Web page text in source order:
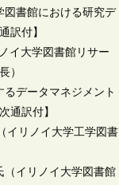
図書館における研究デ
訳付】
イ大学図書館リサー
）
るデータマネジメント
通訳付】
イリノイ大学工学図書
（イリノイ大学図書館